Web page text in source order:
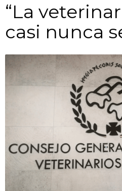
“La
casi nunca